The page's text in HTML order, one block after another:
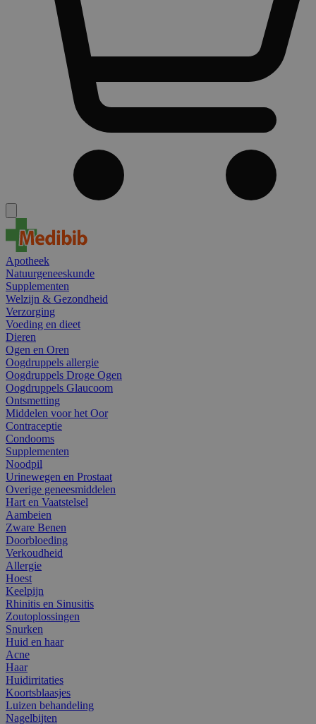
Apotheek
Natuurgeneeskunde
Supplementen
Welzijn & Gezondheid
Verzorging
Voeding en dieet
Dieren
Ogen en Oren
Oogdruppels allergie
Oogdruppels Droge Ogen
Oogdruppels Glaucoom
Ontsmetting
Middelen voor het Oor
Contraceptie
Condooms
Supplementen
Noodpil
Urinewegen en Prostaat
Overige geneesmiddelen
Hart en Vaatstelsel
Aambeien
Zware Benen
Doorbloeding
Verkoudheid
Allergie
Hoest
Keelpijn
Rhinitis en Sinusitis
Zoutoplossingen
Snurken
Huid en haar
Acne
Haar
Huidirritaties
Koortsblaasjes
Luizen behandeling
Nagelbijten